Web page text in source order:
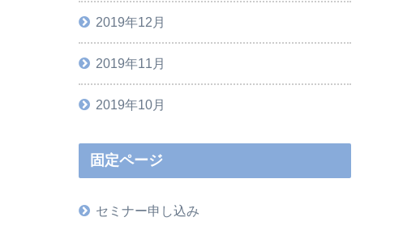
2019年12月
2019年11月
2019年10月
固定ページ
セミナー申し込み